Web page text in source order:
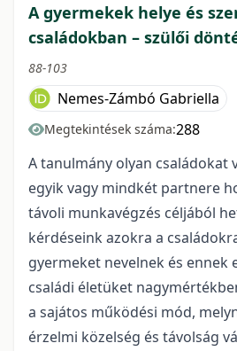
A gyermekek helye és
családokban – szülői
88-103
Nemes-Zámbó Gabriella
Megtekintések száma:288
A tanulmány olyan családokat
egyik vagy mindkét partnere
távoli munkavégzés céljából
kérdéseink azokra a
gyermeket nevelnek és ennek
családi életüket
a sajátos működési mód,
érzelmi közelség és távolság